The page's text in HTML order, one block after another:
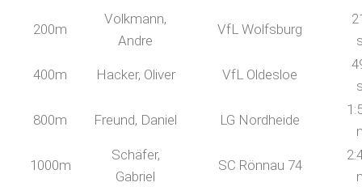
200m
Volkmann,
Andre
VfL Wolfsburg
400m Hacker, Oliver VfL Oldesloe
800m Freund, Daniel LG Nordheide
1000m
Schäfer,
Gabriel
SC Rönnau 74